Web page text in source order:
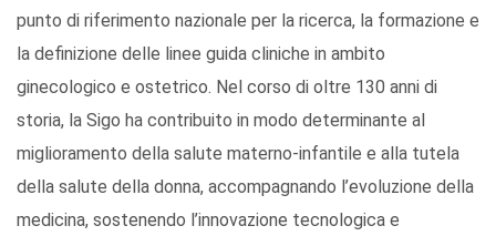
punto di riferimento nazionale per la ricerca, la formazione e
la definizione delle linee guida cliniche in ambito
ginecologico e ostetrico. Nel corso di oltre 130 anni di
storia, la Sigo ha contribuito in modo determinante al
miglioramento della salute materno-infantile e alla tutela
della salute della donna, accompagnando l’evoluzione della
medicina, sostenendo l’innovazione tecnologica e